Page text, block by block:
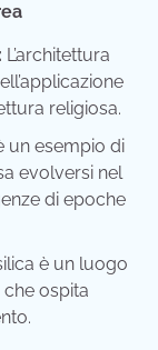
L’architettura
religiosa.
un esempio di
evolversi nel
di epoche
è un luogo
che ospita